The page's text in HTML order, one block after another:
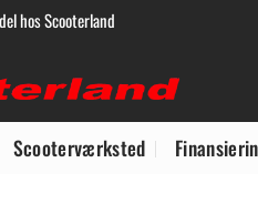
hos Scooterland
Scooterværksted